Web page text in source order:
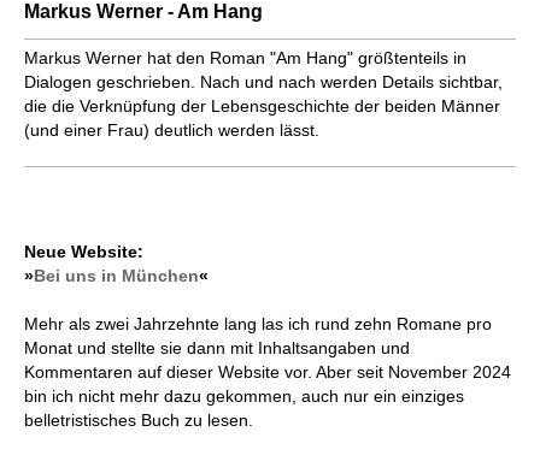
Markus Werner - Am Hang
Markus Werner hat den Roman "Am Hang" größtenteils in
Dialogen geschrieben. Nach und nach werden Details sichtbar,
die die Verknüpfung der Lebensgeschichte der beiden Männer
(und einer Frau) deutlich werden lässt.
Neue Website:
»Bei uns in München«
Mehr als zwei Jahrzehnte lang las ich rund zehn Romane pro
Monat und stellte sie dann mit Inhaltsangaben und
Kommentaren auf dieser Website vor. Aber seit November 2024
bin ich nicht mehr dazu gekommen, auch nur ein einziges
belletristisches Buch zu lesen.